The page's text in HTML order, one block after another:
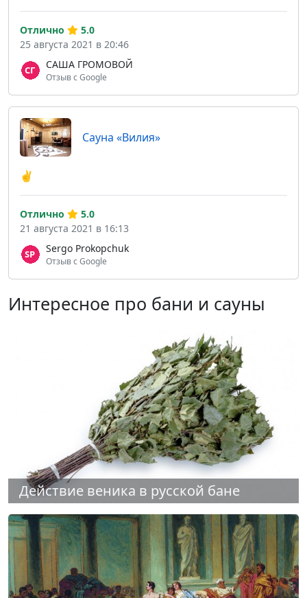
САША ГРОМОВОЙ
Отзыв с Google
Отлично
5.0
25 августа 2021 в 20:46
Сауна «Вилия»
✌️
Sergo Prokopchuk
Отзыв с Google
Отлично
5.0
21 августа 2021 в 16:13
Интересное про бани и сауны
Действие веника в русской бане